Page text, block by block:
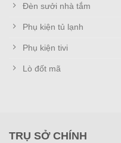
3. Khi nào bạn
hòa Midea mới?
Hãy liên hệ với Điện tử
chiếc remote mới nếu
Đèn sưởi nhà tắm
Phụ kiện tủ lạnh
Phụ kiện tivi
Lò đốt mã
TRỤ SỞ CHÍNH